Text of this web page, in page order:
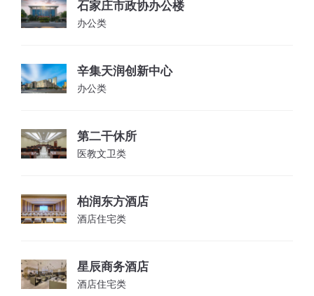
石家庄市政协办公楼
办公类
辛集天润创新中心
办公类
第二干休所
医教文卫类
柏润东方酒店
酒店住宅类
星辰商务酒店
酒店住宅类